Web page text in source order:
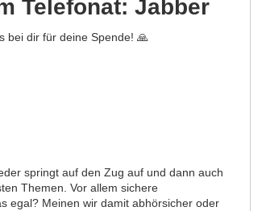
Telefonat: Jabber
bei dir für deine Spende! 🙏
springt auf den Zug auf und dann auch
Themen. Vor allem sichere
egal? Meinen wir damit abhörsicher oder